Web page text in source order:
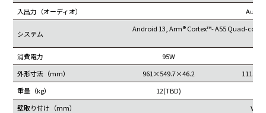
入出力（オーディオ）
システム
Android 13, Arm® Cortex™- A55 Quad-core,
消費電力
95W
外形寸法（mm）
961×549.7×46.2
重量（kg）
12(TBD)
壁取り付け（mm）